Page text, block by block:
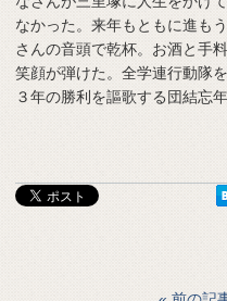
なかった。来年もともに進も
さんの音頭で乾杯。お酒と手
笑顔が弾けた。全学連行動隊
３年の勝利を謳歌する団結忘